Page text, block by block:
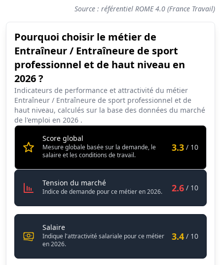
Source : référentiel ROME 4.0 (France Travail)
Pourquoi choisir le métier de
Entraîneur / Entraîneure de sport
professionnel et de haut niveau en
2026 ?
Indicateurs de performance et attractivité du métier
Entraîneur / Entraîneure de sport professionnel et de
haut niveau, calculés sur la base des données du marché
de l'emploi en 2026 .
Score global
Mesure globale basée sur la demande, le
salaire et les conditions de travail.
3.3 / 10
Synthèse des scores du métier Entraîneur / Entraîneure de
Indicateur
Tension du marché
Salaire
5.8
Tension du marchéEntraîneur / Entraîneure de sport
Indice de demande pour ce métier en 2026. 2.6 / 10
SalaireEntraîneur / Entraîneure de sport
Indique l'attractivité salariale pour ce métier
en 2026.
3.4 / 10